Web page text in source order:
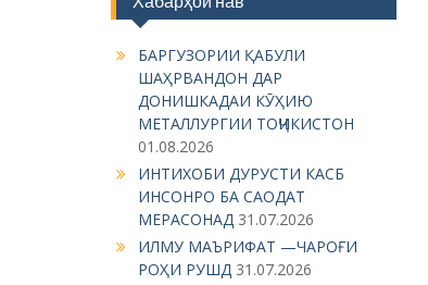
БАРГУЗОРИИ ҚАБУЛИ
ШАҲРВАНДОН ДАР
ДОНИШКАДАИ КӮҲИЮ
МЕТАЛЛУРГИИ ТОҶИКИСТОН
01.08.2026
ИНТИХОБИ ДУРУСТИ КАСБ
ИНСОНРО БА САОДАТ
МЕРАСОНАД 31.07.2026
ИЛМУ МАЪРИФАТ —ЧАРОҒИ
РОҲИ РУШД 31.07.2026